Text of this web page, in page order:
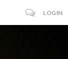
LOGIN